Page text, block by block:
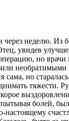
через неделю. Из
увидев
но врачи
сама, но
тяжести.
болей,
настоящему